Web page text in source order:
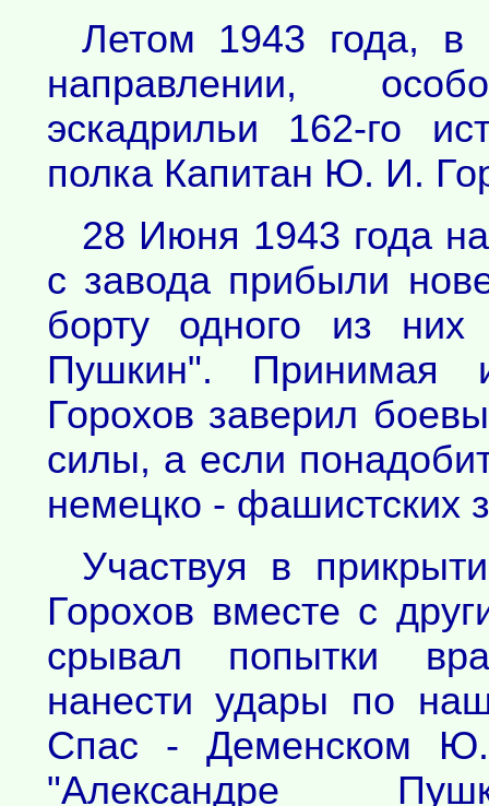
Летом 1943 года,
направлении,
эскадрильи 162-го
полка Капитан Ю. И.
28 Июня 1943 года
с завода прибыли
борту одного из
Пушкин". Принимая
Горохов заверил
силы, а если
немецко - фашистских
Участвуя в
Горохов вместе с
срывал попытки
нанести удары по
Спас - Деменском
"Александре